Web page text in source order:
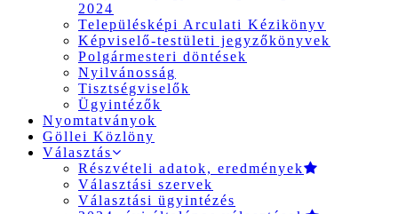
2024
Településképi Arculati Kézikönyv
Képviselő-testületi jegyzőkönyvek
Polgármesteri döntések
Nyilvánosság
Tisztségviselők
Ügyintézők
Nyomtatványok
Göllei Közlöny
Választás
Részvételi adatok, eredmények
Választási szervek
Választási ügyintézés